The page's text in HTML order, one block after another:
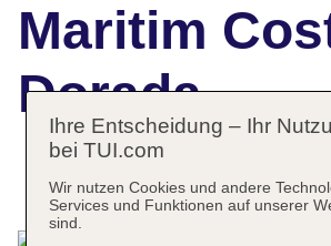
Maritim
Dorada
Das bietet Ihre
Ihre Entscheidung – Ihr
bei TUI.com
Wir nutzen Cookies und andere
Services und Funktionen auf unserer
sind.